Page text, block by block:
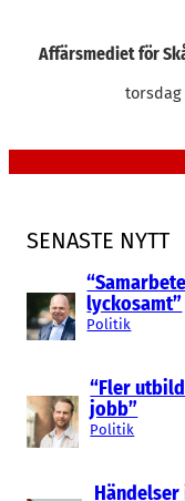
Affärsmediet för
torsdag
SENASTE NYTT
lyckosamt”
Politik
“Fler
jobb”
Politik